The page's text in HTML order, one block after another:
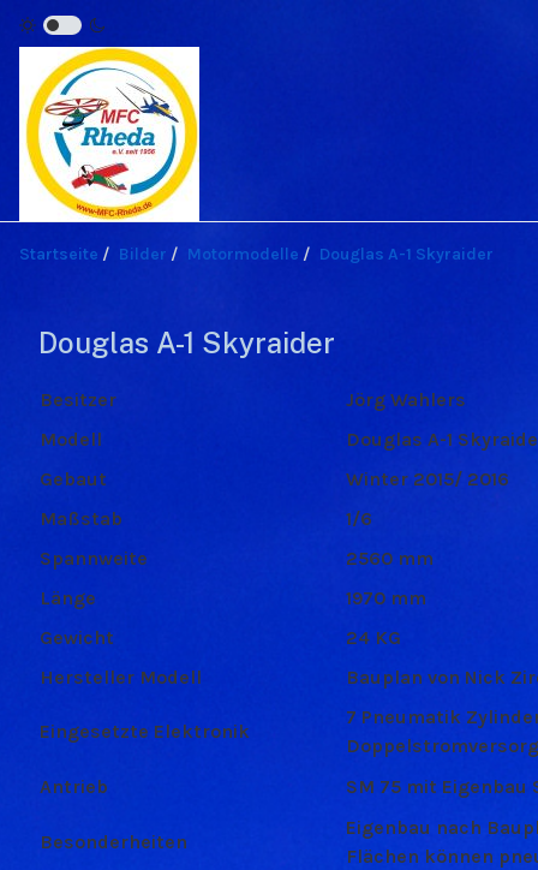
Startseite Bilder Motormodelle Douglas A-1 Skyraider
Douglas A-1 Skyraider
Besitzer
Jörg Wahlers
Modell
Douglas A-1
Gebaut
Winter 2015/ 2016
Maßstab
1/6
Spannweite
2560 mm
Länge
1970 mm
Gewicht
24 KG
Hersteller Modell
Bauplan von Nick
Eingesetzte Elektronik
7 Pneumatik
Antrieb
SM 75 mit
Besonderheiten
Eigenbau nach
Flächen können